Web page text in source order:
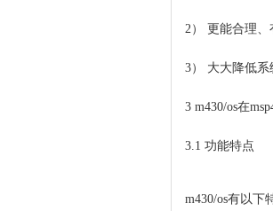
2） 更能合理、
3） 大大降低系
3 m430/os在
3.1 功能特点
m430/os有以下